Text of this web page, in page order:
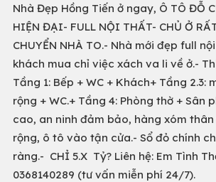
Nhà Đẹp Hồng Tiến ở ngay, Ô TÔ ĐỖ
HIỆN ĐẠI- FULL NỘI THẤT- CHỦ Ở
CHUYỂN NHÀ TO.- Nhà mới đẹp full
khách mua chỉ việc xách va li về ở.-
Tầng 1: Bếp + WC + Khách+ Tầng 2.3:
rộng + WC.+ Tầng 4: Phòng thờ + Sân
cao, an ninh đảm bảo, hàng xóm
rộng, ô tô vào tận cửa.- Sổ đỏ chính
ràng.- CHỈ 5.X Tỷ? Liên hệ: Em Tình
0368140289 (tư vấn miễn phí 24/7).